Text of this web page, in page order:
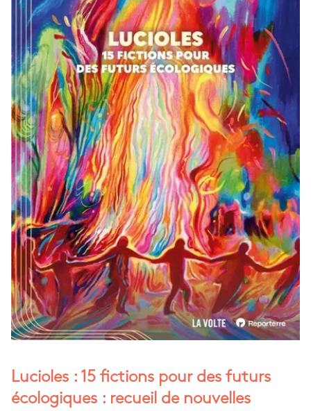
Lucioles : 15 fictions pour des futurs
écologiques : recueil de nouvelles